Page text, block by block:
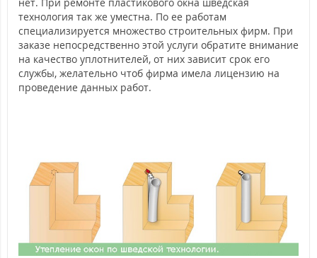
технология так же уместна. По ее работам
специализируется множество строительных фирм. При
заказе непосредственно этой услуги обратите внимание
на качество уплотнителей, от них зависит срок его
службы, желательно чтоб фирма имела лицензию на
проведение данных работ.